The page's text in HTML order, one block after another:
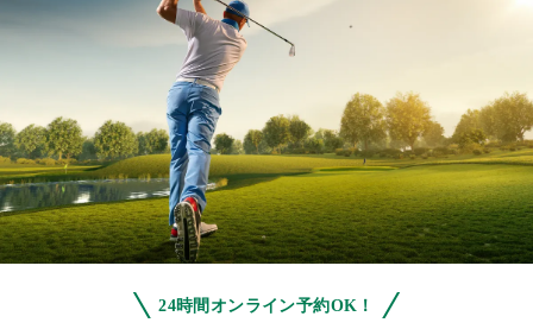
24時間オンライン予約OK！